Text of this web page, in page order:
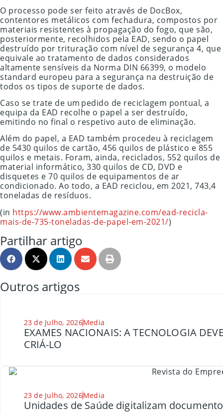
O processo pode ser feito através de DocBox,
contentores metálicos com fechadura, compostos por
materiais resistentes à propagação do fogo, que são,
posteriormente, recolhidos pela EAD, sendo o papel
destruído por trituração com nível de segurança 4, que
equivale ao tratamento de dados considerados
altamente sensíveis da Norma DIN 66399, o modelo
standard europeu para a segurança na destruição de
todos os tipos de suporte de dados.
Caso se trate de um pedido de reciclagem pontual, a
equipa da EAD recolhe o papel a ser destruído,
emitindo no final o respetivo auto de eliminação.
Além do papel, a EAD também procedeu à reciclagem
de 5430 quilos de cartão, 456 quilos de plástico e 855
quilos e metais. Foram, ainda, reciclados, 552 quilos de
material informático, 330 quilos de CD, DVD e
disquetes e 70 quilos de equipamentos de ar
condicionado. Ao todo, a EAD reciclou, em 2021, 743,4
toneladas de resíduos.
(in https://www.ambientemagazine.com/ead-recicla-
mais-de-735-toneladas-de-papel-em-2021/)
Partilhar artigo
Outros artigos
23 de Julho, 2026Media
EXAMES NACIONAIS: A TECNOLOGIA
CRIÁ-LO
23 de Julho, 2026Media
Unidades de Saúde digitalizam